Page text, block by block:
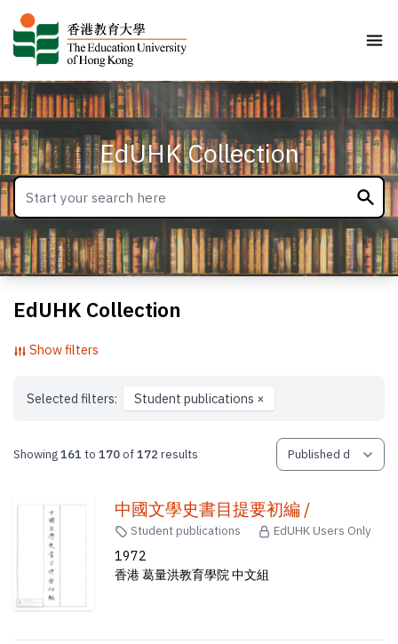
EdUHK Collection
EdUHK Collection
Show filters
Selected filters: Student publications ×
Showing161 to170of172 results
中國文學史書目提要初編 /
Student publications EdUHK Users Only
1972
香港 葛量洪教育學院 中文組